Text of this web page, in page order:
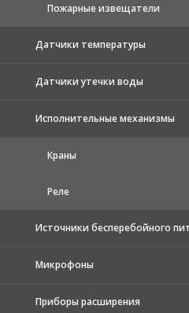
Пожарные извещатели
Датчики температуры
Датчики утечки воды
Исполнительные механизмы
Краны
Реле
Источники бесперебойного
Микрофоны
Приборы расширения